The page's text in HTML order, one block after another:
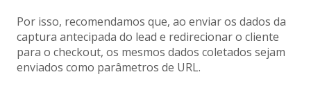
Por isso, recomendamos que, ao enviar os dados da
captura antecipada do lead e redirecionar o cliente
para o checkout, os mesmos dados coletados sejam
enviados como parâmetros de URL.